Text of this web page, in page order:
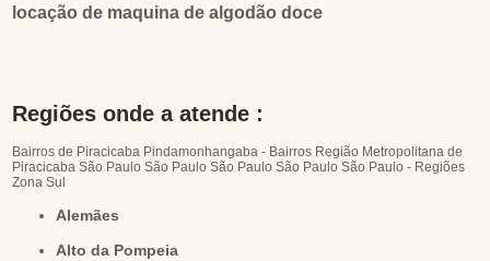
locação de maquina de algodão doce
Regiões onde a atende :
Bairros de Piracicaba Pindamonhangaba - Bairros Região Metropolitana de
Piracicaba São Paulo São Paulo São Paulo São PauloSão Paulo - Regiões
Zona Sul
Alemães
Alto da Pompeia